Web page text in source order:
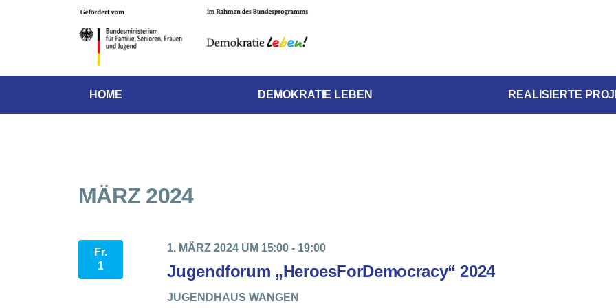
HOME DEMOKRATIE LEBEN REALISIERTE
MÄRZ 2024
Fr.
1
Jugendforum „HeroesForDemocracy“ 2024
1. MÄRZ 2024 UM 15:00 - 19:00
JUGENDHAUS WANGEN